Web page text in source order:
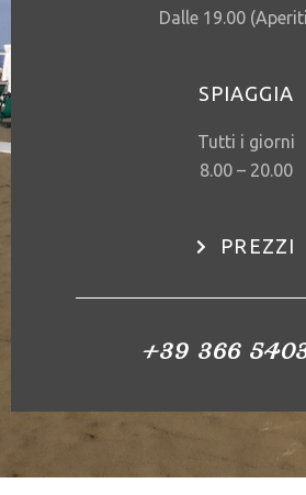
Dalle 19.00
SPIAGGIA
Tutti i giorni
8.00 – 20.00
PREZZI
+39 366